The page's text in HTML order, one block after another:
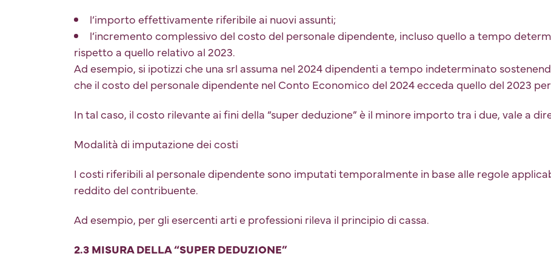
l’importo effettivamente riferibile ai nuovi assunti;
l’incremento complessivo del costo del personale dipendente, incluso quello a tempo
rispetto a quello relativo al 2023.
Ad esempio, si ipotizzi che una srl assuma nel 2024 dipendenti a tempo indeterminato
che il costo del personale dipendente nel Conto Economico del 2024 ecceda quello del 2023 per
In tal caso, il costo rilevante ai fini della “super deduzione” è il minore importo tra i due, vale a
Modalità di imputazione dei costi
I costi riferibili al personale dipendente sono imputati temporalmente in base alle regole
reddito del contribuente.
Ad esempio, per gli esercenti arti e professioni rileva il principio di cassa.
2.3 MISURA DELLA “SUPER DEDUZIONE”